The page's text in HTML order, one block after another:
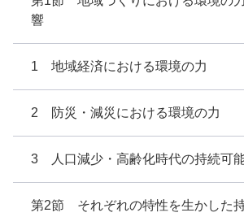
響
1 地域経済における環境の力
2 防災・減災における環境の力
3 人口減少・高齢化時代の持続可
第2節 それぞれの特性を生かした